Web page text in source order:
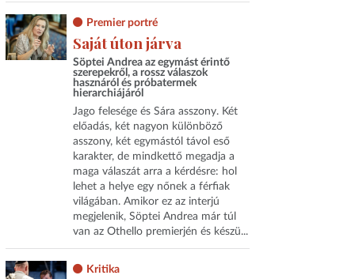
Premier portré
Saját úton járva
Söptei Andrea az egymást érintő
szerepekről, a rossz válaszok
hasznáról és próbatermek
hierarchiájáról
Jago felesége és Sára asszony. Két
előadás, két nagyon különböző
asszony, két egymástól távol eső
karakter, de mindkettő megadja a
maga válaszát arra a kérdésre: hol
lehet a helye egy nőnek a férfiak
világában. Amikor ez az interjú
megjelenik, Söptei Andrea már túl
van az Othello premierjén és készü...
Kritika